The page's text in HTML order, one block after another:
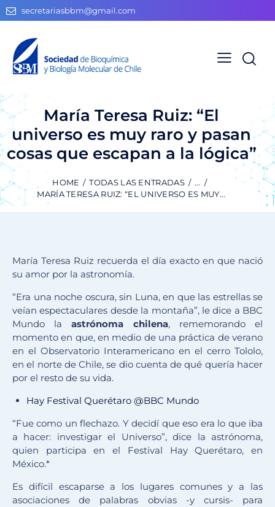
secretariasbbm@gmail.com
María Teresa Ruiz: “El
universo es muy raro y pasan
cosas que escapan a la lógica”
HOME TODAS LAS ENTRADAS
...
MARÍA TERESA RUIZ: “EL UNIVERSO ES MUY...
María Teresa Ruiz recuerda el día exacto en que nació
su amor por la astronomía.
“Era una noche oscura, sin Luna, en que las estrellas se
veían espectaculares desde la montaña”, le dice a BBC
Mundo la astrónoma chilena, rememorando el
momento en que, en medio de una práctica de verano
en el Observatorio Interamericano en el cerro Tololo,
en el norte de Chile, se dio cuenta de qué quería hacer
por el resto de su vida.
Hay Festival Querétaro @BBC Mundo
“Fue como un flechazo. Y decidí que eso era lo que iba
a hacer: investigar el Universo”, dice la astrónoma,
quien participa en el Festival Hay Querétaro, en
México.*
Es difícil escaparse a los lugares comunes y a las
asociaciones de palabras obvias -y cursis- para